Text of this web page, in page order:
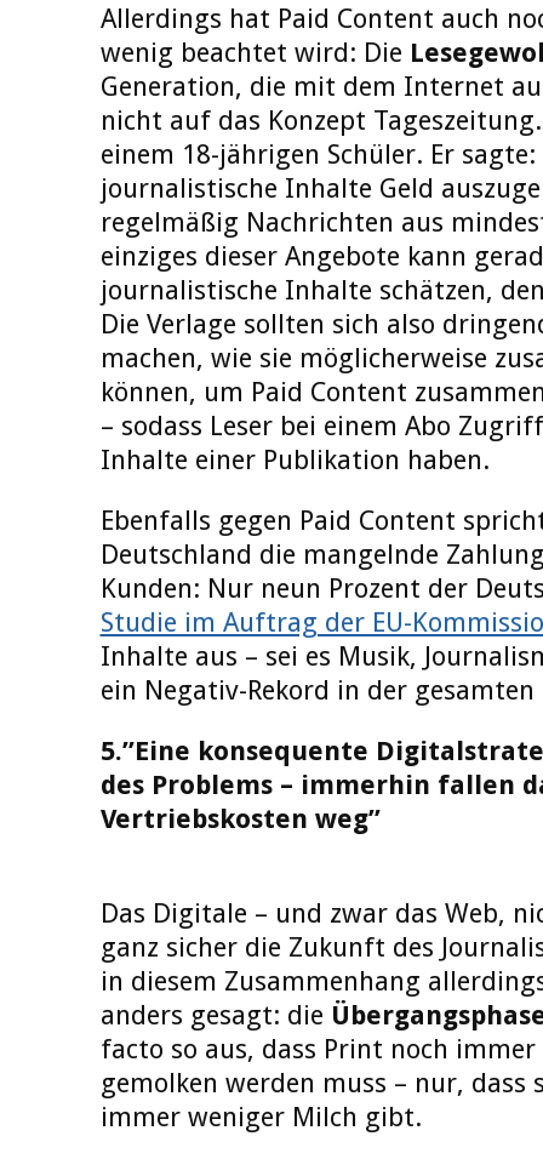
Allerdings hat Paid Content auch
wenig beachtet wird: Die
Generation, die mit dem Internet
nicht auf das Konzept
einem 18-jährigen Schüler. Er
journalistische Inhalte Geld
regelmäßig Nachrichten aus
einziges dieser Angebote kann
journalistische Inhalte schätzen,
Die Verlage sollten sich also
machen, wie sie möglicherweise
können, um Paid Content
– sodass Leser bei einem Abo
Inhalte einer Publikation haben.
Ebenfalls gegen Paid Content
Deutschland die mangelnde
Kunden: Nur neun Prozent der
Studie im Auftrag der EU-
Inhalte aus – sei es Musik,
ein Negativ-Rekord in der gesamten
5.”Eine konsequente
des Problems – immerhin fallen
Vertriebskosten weg”
Das Digitale – und zwar das Web,
ganz sicher die Zukunft des
in diesem Zusammenhang
anders gesagt: die
facto so aus, dass Print noch
gemolken werden muss – nur, dass
immer weniger Milch gibt.